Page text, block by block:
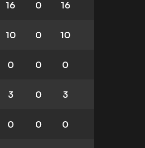
16 0 16
10 0 10
0 0 0
3 0 3
0 0 0